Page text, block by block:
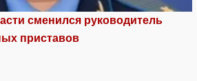
сменился руководитель
приставов